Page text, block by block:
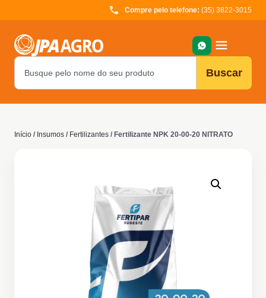
Compre pelo telefone: (35) 3822-3015
Buscar
Início / Insumos / Fertilizantes / Fertilizante NPK 20-00-20 NITRATO